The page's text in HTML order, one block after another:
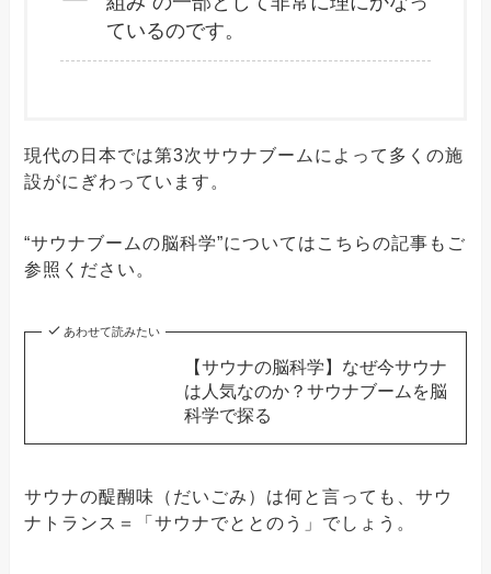
ているのです。
現代の日本では第3次サウナブームによって多くの施
設がにぎわっています。
“サウナブームの脳科学”についてはこちらの記事もご
参照ください。
あわせて読みたい
【サウナの脳科学】なぜ今サウナ
は人気なのか？サウナブームを脳
科学で探る
サウナの醍醐味（だいごみ）は何と言っても、サウ
ナトランス＝「サウナでととのう」でしょう。